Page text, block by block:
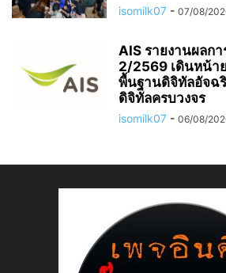
isomilk07 - 07/08/
AIS รายงานผลก
2/2569 เดินหน้า
พื้นฐานดิจิทัลอัจฉ
ดิจิทัลครบวงจร
isomilk07 - 06/08/